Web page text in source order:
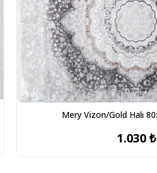
Mery Vizon/Gold Halı
1.030 ₺